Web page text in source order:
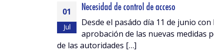
01
Jul
Necesidad de control de acceso
Desde el pasádo día 11 de junio con
aprobación de las nuevas medidas
de las autoridades […]